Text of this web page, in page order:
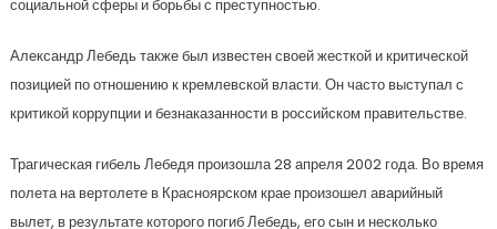
социальной сферы и борьбы с преступностью.
Александр Лебедь также был известен своей жесткой и критической
позицией по отношению к кремлевской власти. Он часто выступал с
критикой коррупции и безнаказанности в российском правительстве.
Трагическая гибель Лебедя произошла 28 апреля 2002 года. Во время
полета на вертолете в Красноярском крае произошел аварийный
вылет, в результате которого погиб Лебедь, его сын и несколько